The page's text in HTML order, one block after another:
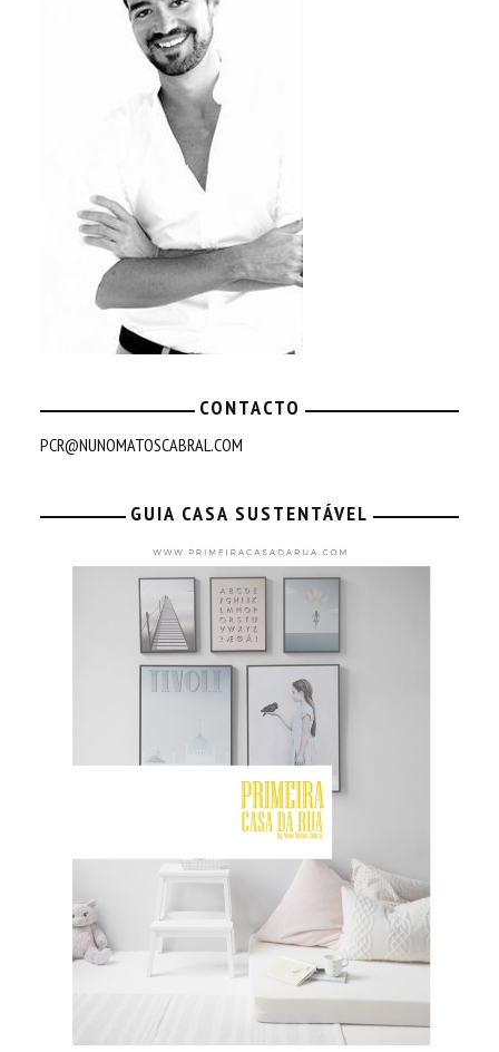
CONTACTO
PCR@NUNOMATOSCABRAL.COM
GUIA CASA SUSTENTÁVEL